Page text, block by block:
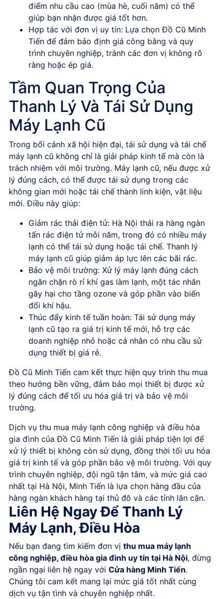
điểm nhu cầu cao (mùa hè, cuối năm) có thể
giúp bạn nhận được giá tốt hơn.
Hợp tác với đơn vị uy tín: Lựa chọn Đồ Cũ Minh
Tiến để đảm bảo định giá công bằng và quy
trình chuyên nghiệp, tránh các đơn vị không rõ
ràng hoặc ép giá.
Tầm Quan Trọng Của
Thanh Lý Và Tái Sử Dụng
Máy Lạnh Cũ
Trong bối cảnh xã hội hiện đại, tái sử dụng và tái chế
máy lạnh cũ không chỉ là giải pháp kinh tế mà còn là
trách nhiệm với môi trường. Máy lạnh cũ, nếu được xử
lý đúng cách, có thể được tái sử dụng trong các
không gian mới hoặc tái chế thành linh kiện, vật liệu
mới. Điều này giúp:
Giảm rác thải điện tử: Hà Nội thải ra hàng ngàn
tấn rác điện tử mỗi năm, trong đó có nhiều máy
lạnh có thể tái sử dụng hoặc tái chế. Thanh lý
máy lạnh cũ giúp giảm áp lực lên các bãi rác.
Bảo vệ môi trường: Xử lý máy lạnh đúng cách
ngăn chặn rò rỉ khí gas làm lạnh, một tác nhân
gây hại cho tầng ozone và góp phần vào biến
đổi khí hậu.
Thúc đẩy kinh tế tuần hoàn: Tái sử dụng máy
lạnh cũ tạo ra giá trị kinh tế mới, hỗ trợ các
doanh nghiệp nhỏ hoặc cá nhân có nhu cầu sử
dụng thiết bị giá rẻ.
Đồ Cũ Minh Tiến cam kết thực hiện quy trình thu mua
theo hướng bền vững, đảm bảo mọi thiết bị được xử
lý đúng cách để tối ưu hóa giá trị và bảo vệ môi
trường.
Dịch vụ thu mua máy lạnh công nghiệp và điều hòa
gia đình của Đồ Cũ Minh Tiến là giải pháp tiện lợi để
xử lý thiết bị không còn sử dụng, đồng thời tối ưu hóa
giá trị kinh tế và góp phần bảo vệ môi trường. Với quy
trình chuyên nghiệp, đội ngũ tận tâm, và mức giá cao
nhất tại Hà Nội, Minh Tiến là lựa chọn hàng đầu của
hàng ngàn khách hàng tại thủ đô và các tỉnh lân cận.
Liên Hệ Ngay Để Thanh Lý
Máy Lạnh, Điều Hòa
Nếu bạn đang tìm kiếm đơn vị thu mua máy lạnh
công nghiệp, điều hòa gia đình uy tín tại Hà Nội, đừng
ngần ngại liên hệ ngay với Cửa hàng Minh Tiến.
Chúng tôi cam kết mang lại mức giá tốt nhất cùng
dịch vụ tận tình và chuyên nghiệp nhất.